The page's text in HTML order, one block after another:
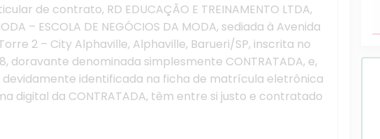
de contrato, RD EDUCAÇÃO E TREINAMENTO LTDA,
– ESCOLA DE NEGÓCIOS DA MODA, sediada à Avenida
2 – City Alphaville, Alphaville, Barueri/SP, inscrita no
doravante denominada simplesmente CONTRATADA, e,
devidamente identificada na ficha de matrícula eletrônica
digital da CONTRATADA, têm entre si justo e contratado